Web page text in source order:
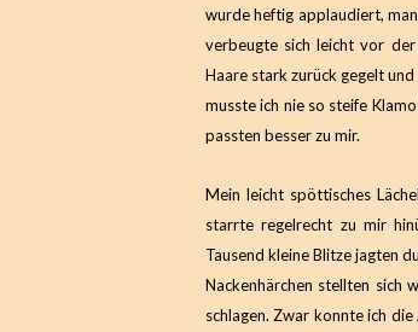
wurde heftig applaudiert,
verbeugte sich leicht vor
Haare stark zurück gegelt und
musste ich nie so steife
passten besser zu mir.
Mein leicht spöttisches
starrte regelrecht zu mir
Tausend kleine Blitze jagten
Nackenhärchen stellten sich
schlagen. Zwar konnte ich